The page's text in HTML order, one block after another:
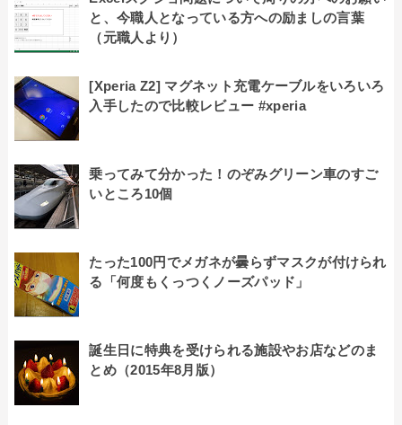
と、今職人となっている方への励ましの言葉
（元職人より）
[Xperia Z2] マグネット充電ケーブルをいろいろ
入手したので比較レビュー #xperia
乗ってみて分かった！のぞみグリーン車のすご
いところ10個
たった100円でメガネが曇らずマスクが付けられ
る「何度もくっつくノーズパッド」
誕生日に特典を受けられる施設やお店などのま
とめ（2015年8月版）